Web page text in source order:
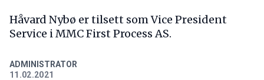
Håvard Nybø er tilsett som Vice President
Service i MMC First Process AS.
ADMINISTRATOR
11.02.2021